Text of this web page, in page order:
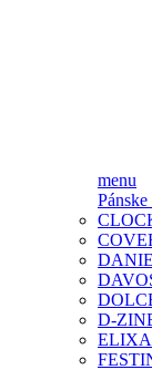
menu
D-
ELIXA